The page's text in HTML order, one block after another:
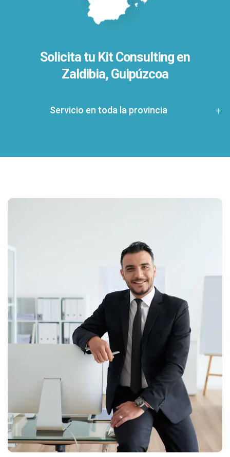
Solicita tu Kit Consulting en
Zaldibia, Guipúzcoa
Servicio en toda la provincia